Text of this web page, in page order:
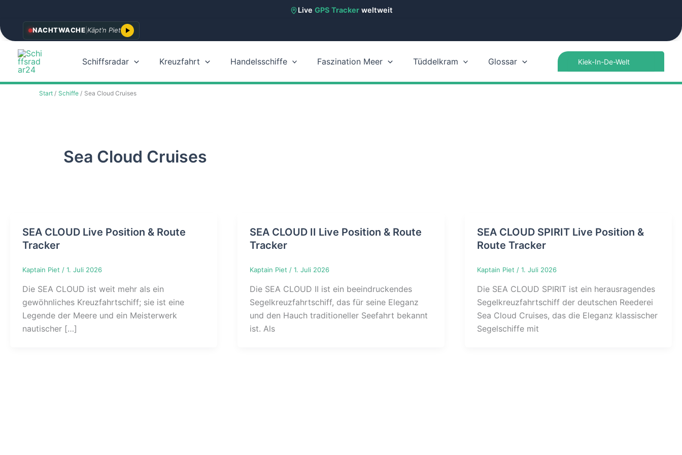
Live GPS Trackerweltweit
Zum
Inhalt
springen
NACHTWACHE Käpt’n Piet
Schiffsradar Kreuzfahrt Handelsschiffe Faszination Meer Tüddelkram Glossar
Start Schiffe Sea Cloud Cruises
Sea Cloud Cruises
SEA CLOUD Live Position & Route
Tracker
Kaptain Piet / 1. Juli 2026
Die SEA CLOUD ist weit mehr als ein
gewöhnliches Kreuzfahrtschiff; sie ist eine
Legende der Meere und ein Meisterwerk
nautischer […]
SEA CLOUD II Live Position & Route
Tracker
Kaptain Piet / 1. Juli 2026
Die SEA CLOUD II ist ein beeindruckendes
Segelkreuzfahrtschiff, das für seine Eleganz
und den Hauch traditioneller Seefahrt bekannt
ist. Als
SEA CLOUD SPIRIT Live Position &
Route Tracker
Kaptain Piet / 1. Juli 2026
Die SEA CLOUD SPIRIT ist ein herausragendes
Segelkreuzfahrtschiff der deutschen Reederei
Sea Cloud Cruises, das die Eleganz klassischer
Segelschiffe mit